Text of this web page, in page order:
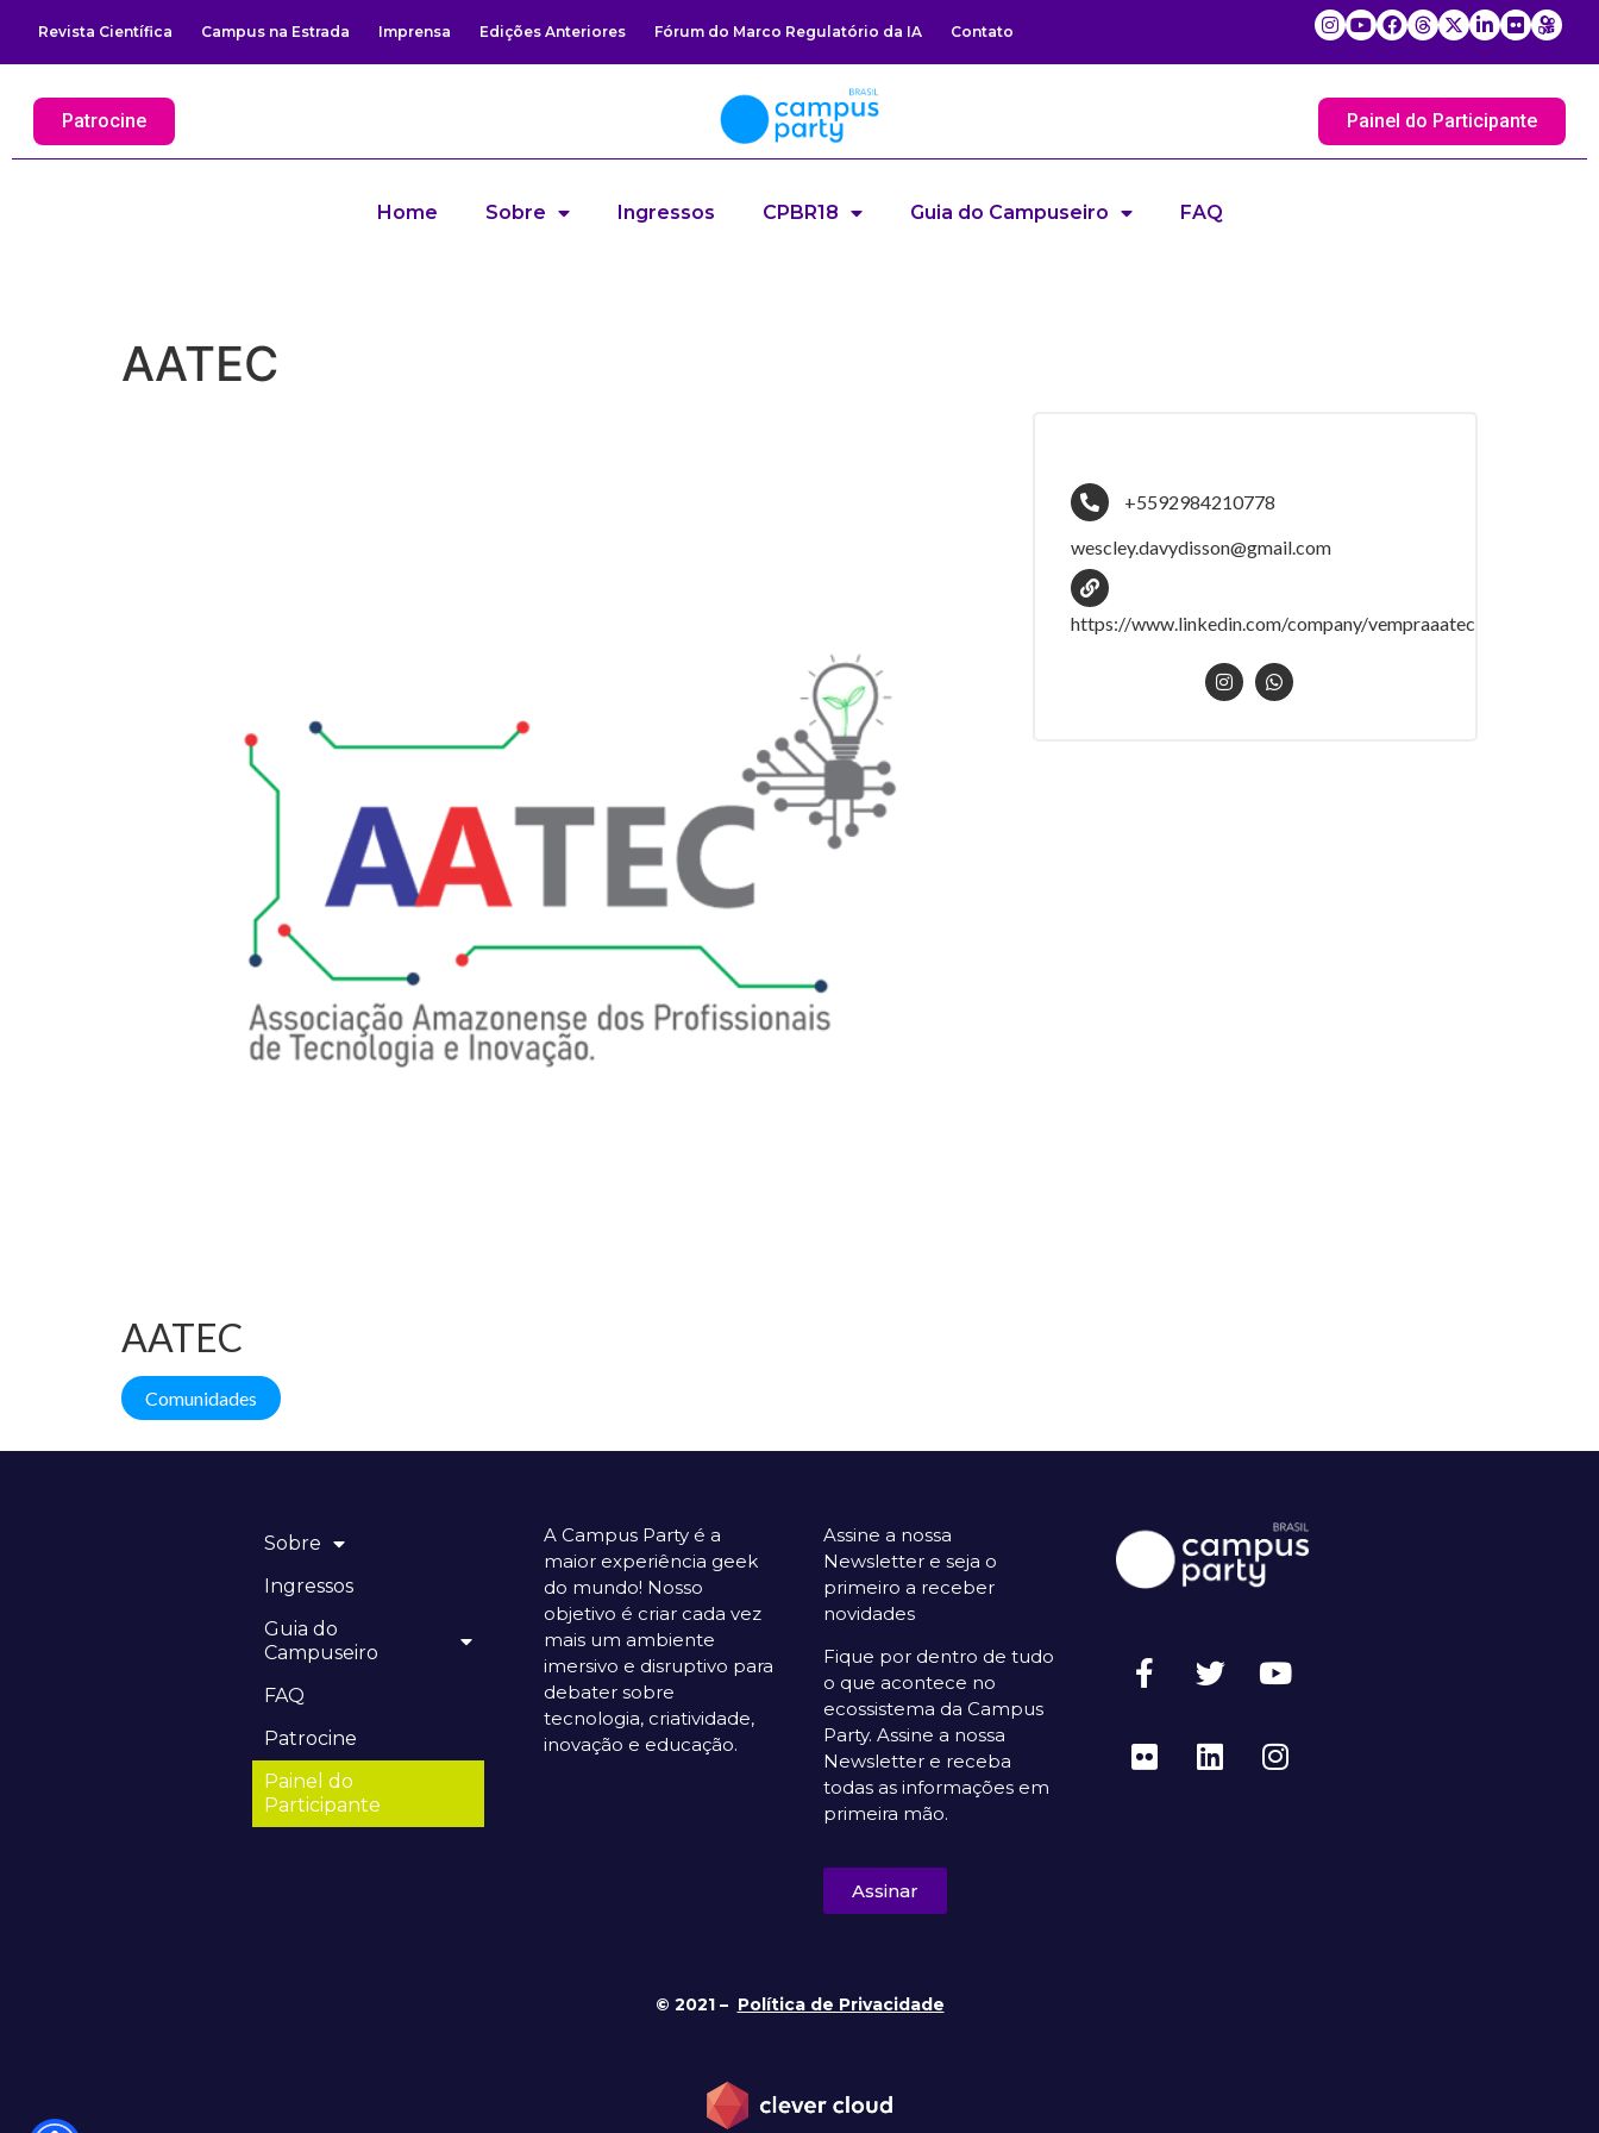
Revista Científica Campus na Estrada Imprensa Edições Anteriores Fórum do Marco Regulatório da IA Contato
Patrocine Painel do Participante
Home Sobre Ingressos CPBR18 Guia do Campuseiro FAQ
AATEC
AATEC
Comunidades
+5592984210778
wescley.davydisson@gmail.com
https://www.linkedin.com/company/vempraaatec
Sobre
Ingressos
Guia do
Campuseiro
FAQ
Patrocine
Painel do
Participante
A Campus Party é a
maior experiência geek
do mundo! Nosso
objetivo é criar cada vez
mais um ambiente
imersivo e disruptivo para
debater sobre
tecnologia, criatividade,
inovação e educação.
Assine a nossa
Newsletter e seja o
primeiro a receber
novidades
Fique por dentro de tudo
o que acontece no
ecossistema da Campus
Party. Assine a nossa
Newsletter e receba
todas as informações em
primeira mão.
Assinar
© 2021 – Política de Privacidade